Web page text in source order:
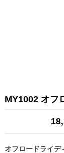
MY1002 オフ
オフロードライデ